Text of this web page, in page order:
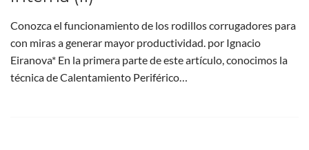
Conozca el funcionamiento de los rodillos corrugadores para
con miras a generar mayor productividad. por Ignacio
Eiranova* En la primera parte de este artículo, conocimos la
técnica de Calentamiento Periférico…